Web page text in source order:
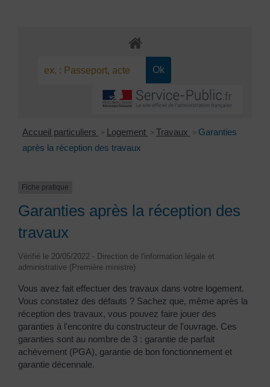
Accueil particuliers > Logement > Travaux > Garanties
après la réception des travaux
Fiche pratique
Garanties après la réception des
travaux
Vérifié le 20/05/2022 - Direction de l'information légale et
administrative (Première ministre)
Vous avez fait effectuer des travaux dans votre logement.
Vous constatez des défauts ? Sachez que, même après la
réception des travaux, vous pouvez faire jouer des
garanties à l'encontre du constructeur de l'ouvrage. Ces
garanties sont au nombre de 3 : garantie de parfait
achèvement (PGA), garantie de bon fonctionnement et
garantie décennale.